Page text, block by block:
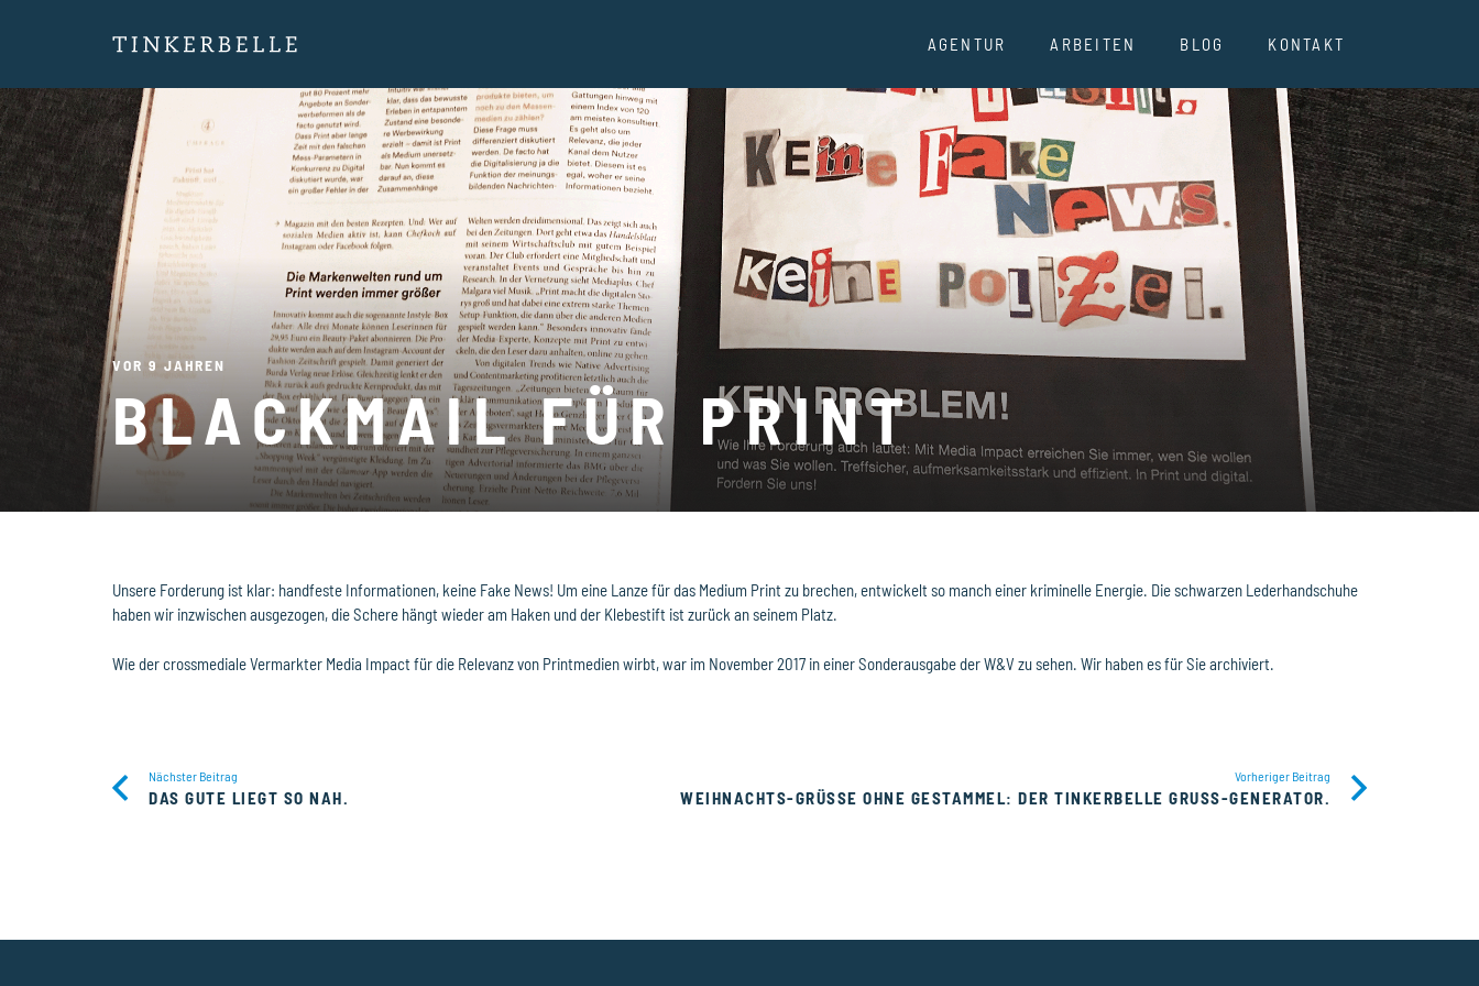
AGENTUR ARBEITEN BLOG KONTAKT
BLACKMAIL FÜR PRINT
VOR 9 JAHREN
Unsere Forderung ist klar: handfeste Informationen, keine Fake News! Um eine Lanze für das Medium Print zu brechen, entwickelt so manch einer kriminelle Energie. Die schwarzen Lederhandschuhe
haben wir inzwischen ausgezogen, die Schere hängt wieder am Haken und der Klebestift ist zurück an seinem Platz.
Wie der crossmediale Vermarkter Media Impact für die Relevanz von Printmedien wirbt, war im November 2017 in einer Sonderausgabe der W&V zu sehen. Wir haben es für Sie archiviert.
Nächster Beitrag
DAS GUTE LIEGT SO NAH.
Vorheriger Beitrag
WEIHNACHTS-GRÜSSE OHNE GESTAMMEL: DER TINKERBELLE GRUSS-GENERATOR.